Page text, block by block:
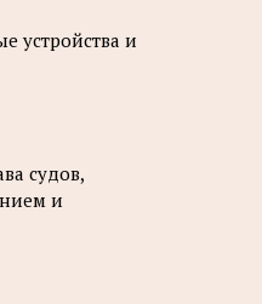
устройства и
судов,
и